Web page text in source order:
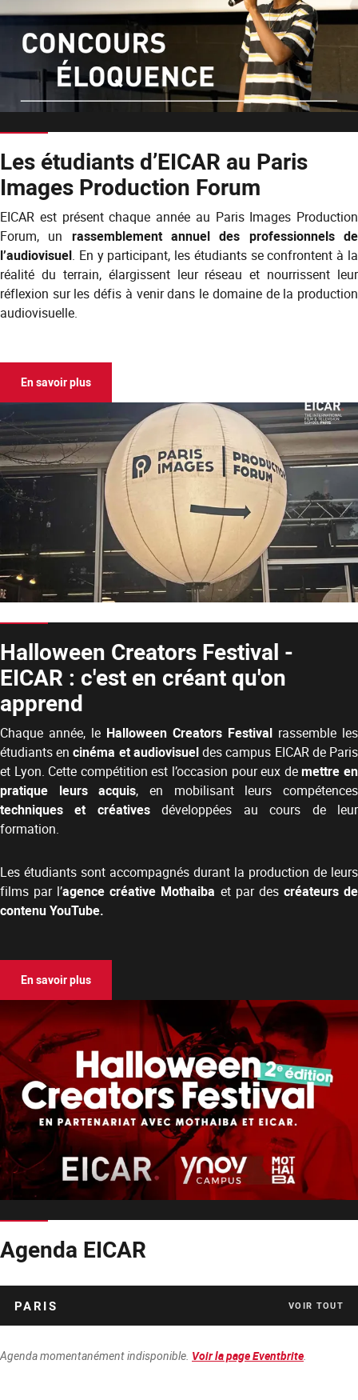
Les étudiants d’EICAR au Paris
Images Production Forum
EICAR est présent chaque année au Paris Images Production
Forum, un rassemblement annuel des professionnels de
l’audiovisuel. En y participant, les étudiants se confrontent à la
réalité du terrain, élargissent leur réseau et nourrissent leur
réflexion sur les défis à venir dans le domaine de la production
audiovisuelle.
En savoir plus
Halloween Creators Festival -
EICAR : c'est en créant qu'on
apprend
Chaque année, le Halloween Creators Festival rassemble les
étudiants encinéma et audiovisueldes campus EICAR de Paris
et Lyon. Cette compétition est l’occasion pour eux demettre en
pratique leurs acquis, en mobilisant leurs compétences
techniques et créativesdéveloppées au cours de leur
formation.
Les étudiants sont accompagnés durant la production de leurs
films par l’agence créative Mothaiba et par des créateurs de
contenu YouTube.
En savoir plus
Agenda EICAR
PARIS VOIR TOUT
Agenda momentanément indisponible. Voir la page Eventbrite.